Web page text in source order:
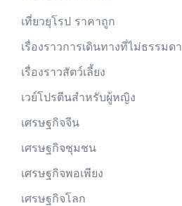
เที่ยวยุโรป ราคาถูก
เรื่องราวการเดินทางที่ไม่ธรรมดา
เรื่องราวสัตว์เลี้ยง
เวย์โปรตีนสำหรับผู้หญิง
เศรษฐกิจจีน
เศรษฐกิจชุมชน
เศรษฐกิจพอเพียง
เศรษฐกิจโลก